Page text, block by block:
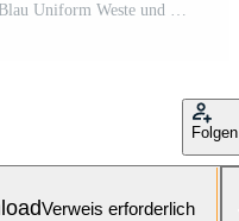
kaukasisch Schülerin tragen Marine Blau Uniform Weste und gestreift Krawatte lächelt selbstbewusst im ein hell zündete lehrreich Flur mit Gelb Metall Schließfächer. Kostenloses Foto
Folgen
Verweis erforderlich